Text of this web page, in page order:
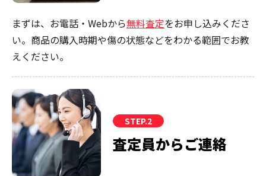
まずは、お電話・Webから無料査定をお申し込みくださ
い。商品の購入時期や傷の状態などをわかる範囲でお教
えください。
STEP.2
査定員からご連絡